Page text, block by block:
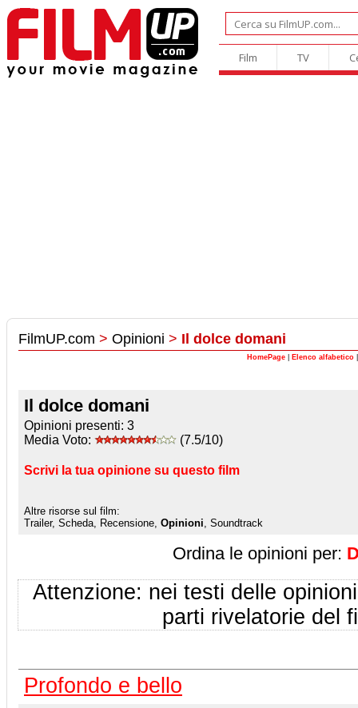
Film TV
FilmUP.com > Opinioni > Il dolce domani
HomePage Elenco alfabetico
Il dolce domani
Opinioni presenti: 3
Media Voto:
(7.5/10)
Scrivi la tua opinione su questo film
Altre risorse sul film:
Trailer, Scheda, Recensione, Opinioni , Soundtrack
Ordina le opinioni per:
Attenzione: nei testi delle
parti rivelatorie del
Profondo e bello